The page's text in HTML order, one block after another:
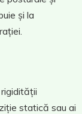
și la
statică sau ai